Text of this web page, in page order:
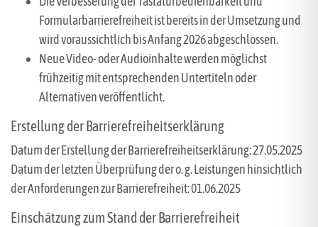
Formularbarrierefreiheit ist bereits in der Umsetzung und
wird voraussichtlich bis Anfang 2026 abgeschlossen.
Neue Video- oder Audioinhalte werden möglichst
frühzeitig mit entsprechenden Untertiteln oder
Alternativen veröffentlicht.
Erstellung der Barrierefreiheitserklärung
Datum der Erstellung der Barrierefreiheitserklärung: 27.05.2025
Datum der letzten Überprüfung der o. g. Leistungen hinsichtlich
der Anforderungen zur Barrierefreiheit: 01.06.2025
Einschätzung zum Stand der Barrierefreiheit